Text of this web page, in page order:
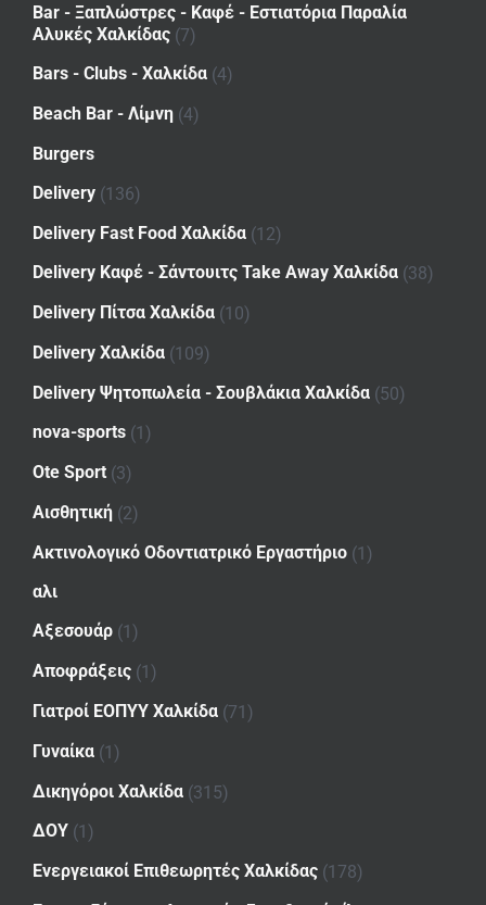
Bar - Ξαπλώστρες - Καφέ - Εστιατόρια Παραλία
Αλυκές Χαλκίδας (7)
Bars - Clubs - Χαλκίδα (4)
Beach Bar - Λίμνη (4)
Burgers
Delivery (136)
Delivery Fast Food Χαλκίδα (12)
Delivery Καφέ - Σάντουιτς Take Away Χαλκίδα (38)
Delivery Πίτσα Χαλκίδα (10)
Delivery Χαλκίδα (109)
Delivery Ψητοπωλεία - Σουβλάκια Χαλκίδα (50)
nova-sports (1)
Ote Sport (3)
Αισθητική (2)
Ακτινολογικό Οδοντιατρικό Εργαστήριο (1)
αλι
Αξεσουάρ (1)
Αποφράξεις (1)
Γιατροί ΕΟΠΥΥ Χαλκίδα (71)
Γυναίκα (1)
Δικηγόροι Χαλκίδα (315)
ΔΟΥ (1)
Ενεργειακοί Επιθεωρητές Χαλκίδας (178)